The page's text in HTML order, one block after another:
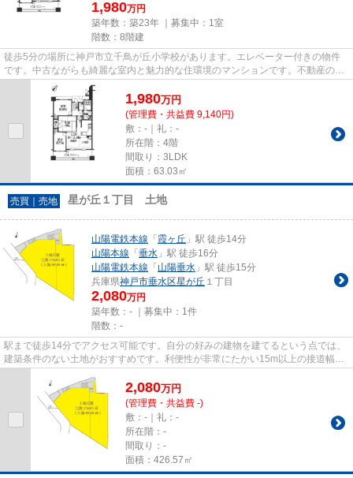
1,980万円
築年数：築23年 ｜募集中： 1室
階数：8階建
徒歩5分の場所に神戸市立千鳥が丘小学校があります。エレベーター付きの物件
です。中古ながらも綺麗な室内と魅力的な住環境のマンションです。不動産のご
購入を検討しているが不動産の...
1,980万円
(管理費・共益費 9,140円)
敷：-｜礼：-
所在階：4階
間取り：3LDK
面積：63.03㎡
売買｜売地 星が丘１丁目 土地
山陽電鉄本線 「 霞ヶ丘 」駅 徒歩14分
山陽本線 「 垂水 」駅 徒歩16分
山陽電鉄本線 「 山陽垂水 」駅 徒歩15分
兵庫県神戸市垂水区星が丘 １丁目
2,080万円
築年数：- ｜募集中： 1件
階数：-
駅まで徒歩14分でアクセス可能です。自分の好みの建物を建てるという点では、
建築条件のない土地がおすすめです。利便性が非常にたかい15m以上の接道幅が
2,080万円
(管理費・共益費 -)
敷：-｜礼：-
所在階：-
間取り：-
面積：426.57㎡